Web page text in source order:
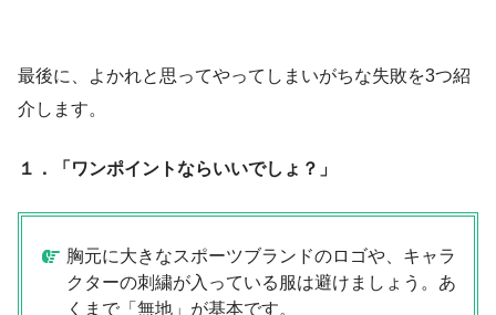
最後に、よかれと思ってやってしまいがちな失敗を3つ紹
介します。
１．「ワンポイントならいいでしょ？」
胸元に大きなスポーツブランドのロゴや、キャラ
クターの刺繍が入っている服は避けましょう。あ
くまで「無地」が基本です。